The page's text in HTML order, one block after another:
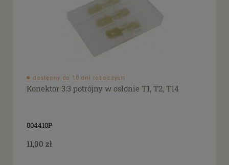
dostępny do 10 dni roboczych
Konektor 3:3 potrójny w osłonie T1, T2, T14
004410P
11,00 zł